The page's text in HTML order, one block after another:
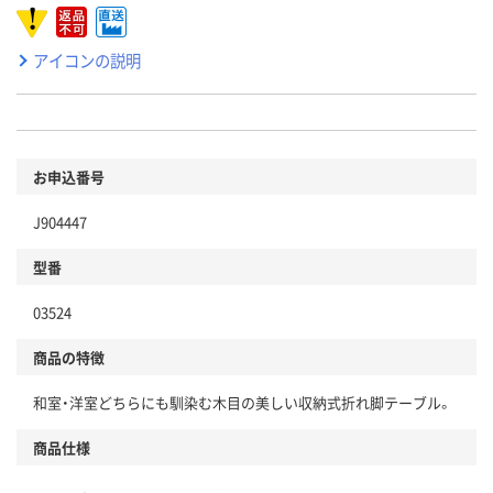
アイコンの説明
お申込番号
J904447
型番
03524
商品の特徴
和室・洋室どちらにも馴染む木目の美しい収納式折れ脚テーブル。
商品仕様